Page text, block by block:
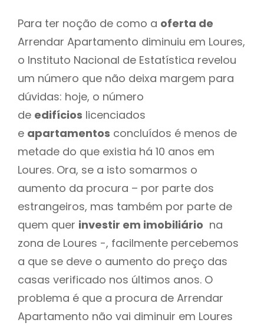
Para ter noção de como a oferta de
Arrendar Apartamento diminuiu em Loures,
o Instituto Nacional de Estatística revelou
um número que não deixa margem para
dúvidas: hoje, o número
de edifícios licenciados
e apartamentos concluídos é menos de
metade do que existia há 10 anos em
Loures. Ora, se a isto somarmos o
aumento da procura – por parte dos
estrangeiros, mas também por parte de
quem quer investir em imobiliário na
zona de Loures -, facilmente percebemos
a que se deve o aumento do preço das
casas verificado nos últimos anos. O
problema é que a procura de Arrendar
Apartamento não vai diminuir em Loures